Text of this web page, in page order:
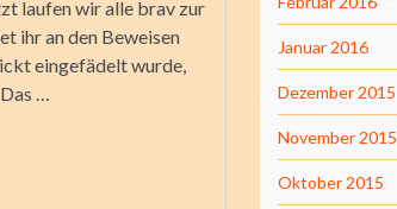
laufen wir alle brav zur
ihr an den Beweisen
eingefädelt wurde,
…
Januar 2016
Dezember 2015
November 2015
Oktober 2015